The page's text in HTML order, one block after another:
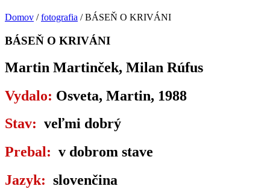
Domov /fotografia / BÁSEŇ O KRIVÁNI
BÁSEŇ O KRIVÁNI
Martin Martinček, Milan Rúfus
Vydalo: Osveta, Martin, 1988
Stav: veľmi dobrý
Prebal: v dobrom stave
Jazyk: slovenčina